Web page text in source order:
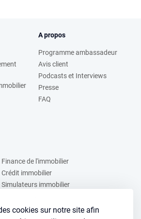
cookies sur notre site afin
A propos
Programme ambassadeur
Avis client
Podcasts et Interviews
Presse
FAQ
Finance de l'immobilier
Crédit immobilier
Simulateurs immobilier